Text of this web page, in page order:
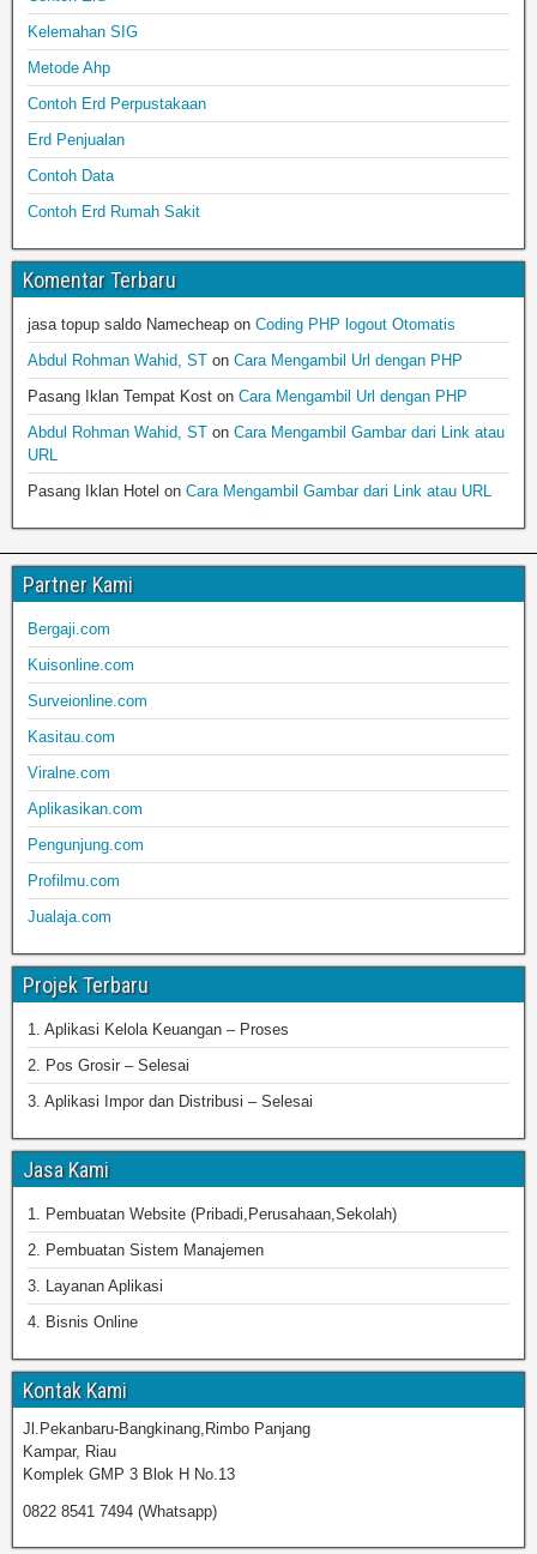
Kelemahan SIG
Metode Ahp
Contoh Erd Perpustakaan
Erd Penjualan
Contoh Data
Contoh Erd Rumah Sakit
Komentar Terbaru
jasa topup saldo Namecheap on Coding PHP logout Otomatis
Abdul Rohman Wahid, ST on Cara Mengambil Url dengan PHP
Pasang Iklan Tempat Kost on Cara Mengambil Url dengan PHP
Abdul Rohman Wahid, ST on Cara Mengambil Gambar dari Link atau
URL
Pasang Iklan Hotel on Cara Mengambil Gambar dari Link atau URL
Partner Kami
Bergaji.com
Kuisonline.com
Surveionline.com
Kasitau.com
Viralne.com
Aplikasikan.com
Pengunjung.com
Profilmu.com
Jualaja.com
Projek Terbaru
1. Aplikasi Kelola Keuangan – Proses
2. Pos Grosir – Selesai
3. Aplikasi Impor dan Distribusi – Selesai
Jasa Kami
1. Pembuatan Website (Pribadi,Perusahaan,Sekolah)
2. Pembuatan Sistem Manajemen
3. Layanan Aplikasi
4. Bisnis Online
Kontak Kami
Jl.Pekanbaru-Bangkinang,Rimbo Panjang
Kampar, Riau
Komplek GMP 3 Blok H No.13
0822 8541 7494 (Whatsapp)